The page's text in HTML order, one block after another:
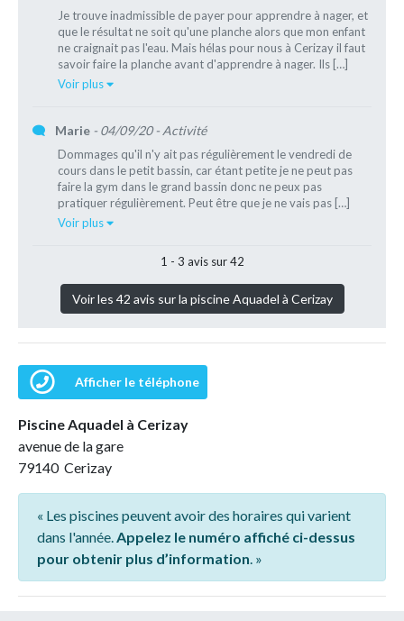
Je trouve inadmissible de payer pour apprendre à nager, et
que le résultat ne soit qu'une planche alors que mon enfant
ne craignait pas l'eau. Mais hélas pour nous à Cerizay il faut
savoir faire la planche avant d'apprendre à nager. Ils […]
Voir plus
Marie - 04/09/20- Activité
Dommages qu'il n'y ait pas régulièrement le vendredi de
cours dans le petit bassin, car étant petite je ne peut pas
faire la gym dans le grand bassin donc ne peux pas
pratiquer régulièrement. Peut être que je ne vais pas […]
Voir plus
1 - 3 avis sur 42
Voir les 42 avis sur la piscine Aquadel à Cerizay
Afficher le téléphone
Piscine Aquadel à Cerizay
avenue de la gare
79140 Cerizay
« Les piscines peuvent avoir des horaires qui varient
dans l'année. Appelez le numéro affiché ci-dessus
pour obtenir plus d’information . »